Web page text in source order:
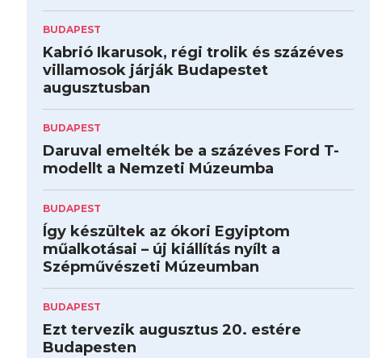
BUDAPEST
Kabrió Ikarusok, régi trolik és százéves
villamosok járják Budapestet
augusztusban
BUDAPEST
Daruval emelték be a százéves Ford T-
modellt a Nemzeti Múzeumba
BUDAPEST
Így készültek az ókori Egyiptom
műalkotásai – új kiállítás nyílt a
Szépművészeti Múzeumban
BUDAPEST
Ezt tervezik augusztus 20. estére
Budapesten